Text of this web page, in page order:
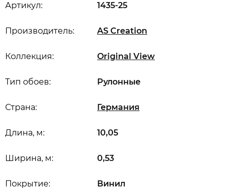
Артикул: 1435-25
Производитель: AS Creation
Коллекция: Original View
Длина, м: 10,05
Ширина, м: 0,53
Покрытие: Винил
Страна: Германия
Тип обоев: Рулонные